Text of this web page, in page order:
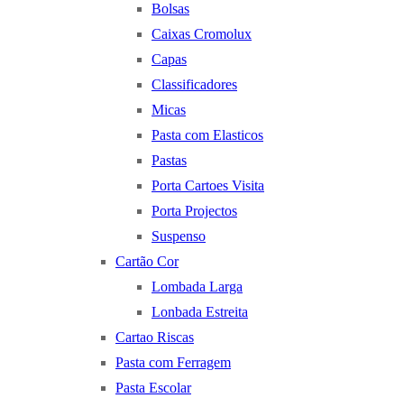
Bolsas
Caixas Cromolux
Capas
Classificadores
Micas
Pasta com Elasticos
Pastas
Porta Cartoes Visita
Porta Projectos
Suspenso
Cartão Cor
Lombada Larga
Lonbada Estreita
Cartao Riscas
Pasta com Ferragem
Pasta Escolar